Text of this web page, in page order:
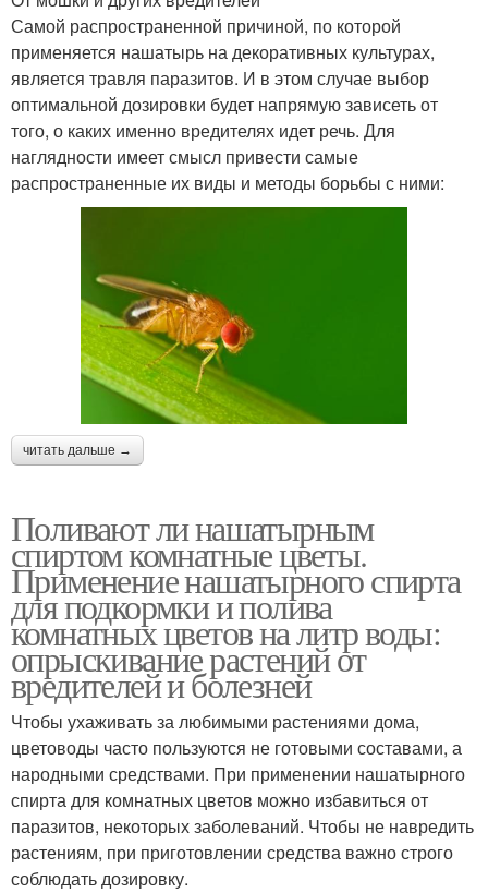
Самой распространенной причиной, по которой
применяется нашатырь на декоративных культурах,
является травля паразитов. И в этом случае выбор
оптимальной дозировки будет напрямую зависеть от
того, о каких именно вредителях идет речь. Для
наглядности имеет смысл привести самые
распространенные их виды и методы борьбы с ними:
читать дальше →
Поливают ли нашатырным
спиртом комнатные цветы.
Применение нашатырного спирта
для подкормки и полива
комнатных цветов на литр воды:
опрыскивание растений от
вредителей и болезней
Чтобы ухаживать за любимыми растениями дома,
цветоводы часто пользуются не готовыми составами, а
народными средствами. При применении нашатырного
спирта для комнатных цветов можно избавиться от
паразитов, некоторых заболеваний. Чтобы не навредить
растениям, при приготовлении средства важно строго
соблюдать дозировку.